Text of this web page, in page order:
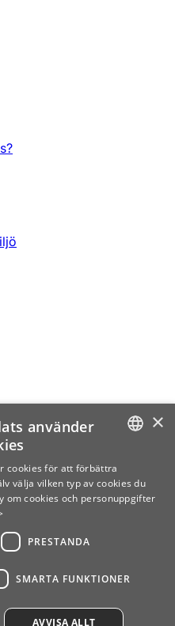
SWEDISH
×
använder
cookies för att förbättra
välja vilken typ av cookies du
om cookies och personuppgifter
PRESTANDA
SMARTA FUNKTIONER
AVVISA ALLT